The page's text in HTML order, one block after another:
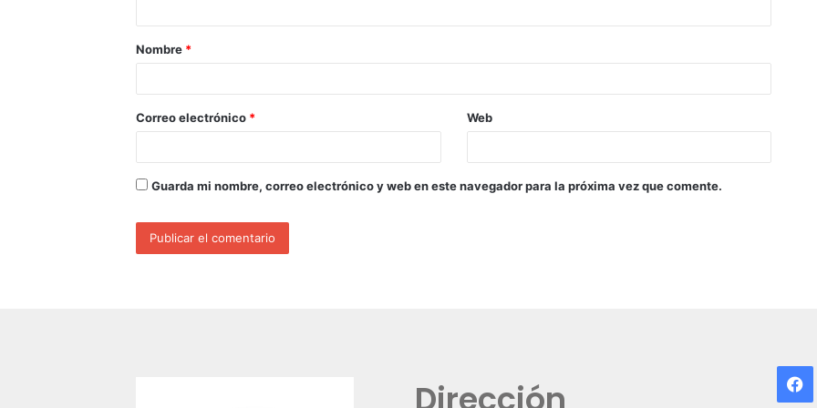
Nombre *
Correo electrónico * Web
Guarda mi nombre, correo electrónico y web en este navegador para la próxima vez que comente.